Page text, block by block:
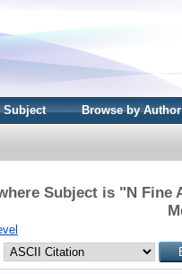
Subject Browse by Author
Subject is "N Fine